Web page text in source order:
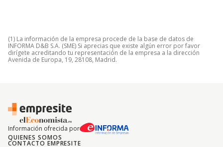
(1) La información de la empresa procede de la base de datos de
INFORMA D&B S.A. (SME) Si aprecias que existe algún error por favor
dirígete acreditando tu representación de la empresa a la dirección
Avenida de Europa, 19, 28108, Madrid.
Información ofrecida por
QUIENES SOMOS
CONTACTO EMPRESITE